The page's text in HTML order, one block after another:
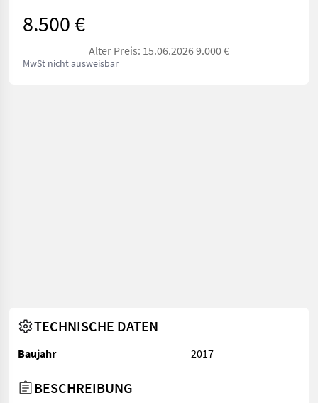
8.500 €
Alter Preis: 15.06.2026 9.000 €
MwSt nicht ausweisbar
TECHNISCHE DATEN
Baujahr 2017
BESCHREIBUNG